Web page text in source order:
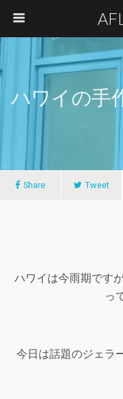
ハワイの手
Share Tweet
ハワイは今雨期です
っ
今日は話題のジェラ